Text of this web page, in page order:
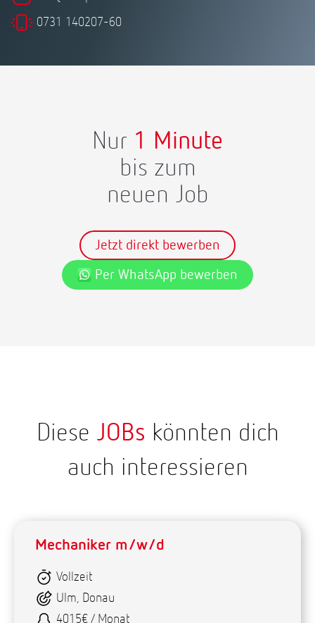
0731 140207-60
Nur 1 Minute
bis zum
neuen Job
Jetzt direkt bewerben
Per WhatsApp bewerben
Diese JOBs könnten dich
auch interessieren
Mechaniker m/w/d
Vollzeit
Ulm, Donau
4015€ / Monat